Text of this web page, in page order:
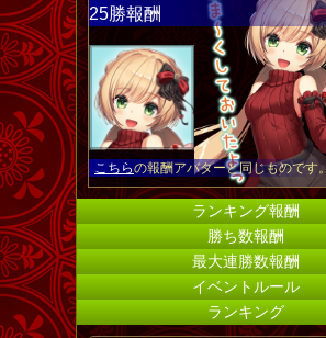
25勝報酬
こちらの報酬アバターと同じものです。
ランキング報酬
勝ち数報酬
最大連勝数報酬
イベントルール
ランキング